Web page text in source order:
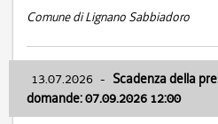
Comune di Lignano Sabbiadoro
13.07.2026 - Scadenza della
domande: 07.09.2026 12:00